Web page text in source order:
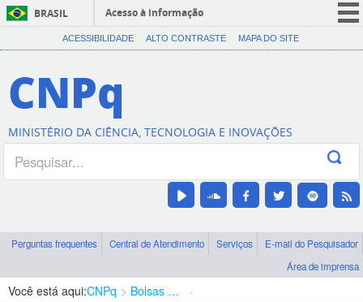
BRASIL
Acesso à informação
CORONAVÍRUS (COVID-19)
Canais
ACESSIBILIDADE ALTO CONTRASTE MAPA DO SITE
CNPq
MINISTÉRIO DA CIÊNCIA, TECNOLOGIA E INOVAÇÕES
Perguntas frequentes Central de Atendimento Serviços
E-mail do Pesquisador
Área de imprensa
Você está aqui:CNPq Bolsas e Auxílios Vigentes